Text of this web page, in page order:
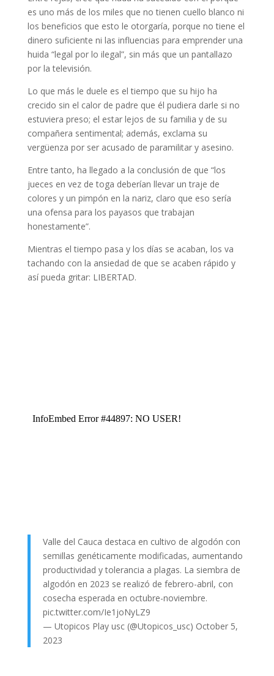
es uno más de los miles que no tienen cuello blanco ni
los beneficios que esto le otorgaría, porque no tiene el
dinero suficiente ni las influencias para emprender una
huida “legal por lo ilegal”, sin más que un pantallazo
por la televisión.
Lo que más le duele es el tiempo que su hijo ha
crecido sin el calor de padre que él pudiera darle si no
estuviera preso; el estar lejos de su familia y de su
compañera sentimental; además, exclama su
vergüenza por ser acusado de paramilitar y asesino.
Entre tanto, ha llegado a la conclusión de que “los
jueces en vez de toga deberían llevar un traje de
colores y un pimpón en la nariz, claro que eso sería
una ofensa para los payasos que trabajan
honestamente”.
Mientras el tiempo pasa y los días se acaban, los va
tachando con la ansiedad de que se acaben rápido y
así pueda gritar: LIBERTAD.
Valle del Cauca destaca en cultivo de algodón con
semillas genéticamente modificadas, aumentando
productividad y tolerancia a plagas. La siembra de
algodón en 2023 se realizó de febrero-abril, con
cosecha esperada en octubre-noviembre.
pic.twitter.com/Ie1joNyLZ9
— Utopicos Play usc (@Utopicos_usc) October 5,
2023